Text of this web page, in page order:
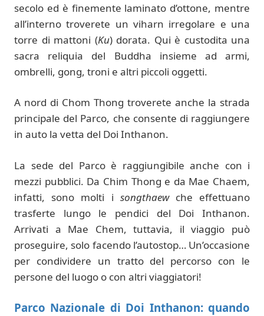
secolo ed è finemente laminato d’ottone, mentre
all’interno troverete un viharn irregolare e una
torre di mattoni (Ku) dorata. Qui è custodita una
sacra reliquia del Buddha insieme ad armi,
ombrelli, gong, troni e altri piccoli oggetti.
A nord di Chom Thong troverete anche la strada
principale del Parco, che consente di raggiungere
in auto la vetta del Doi Inthanon.
La sede del Parco è raggiungibile anche con i
mezzi pubblici. Da Chim Thong e da Mae Chaem,
infatti, sono molti i songthaewche effettuano
trasferte lungo le pendici del Doi Inthanon.
Arrivati a Mae Chem, tuttavia, il viaggio può
proseguire, solo facendo l’autostop… Un’occasione
per condividere un tratto del percorso con le
persone del luogo o con altri viaggiatori!
Parco Nazionale di Doi Inthanon: quando